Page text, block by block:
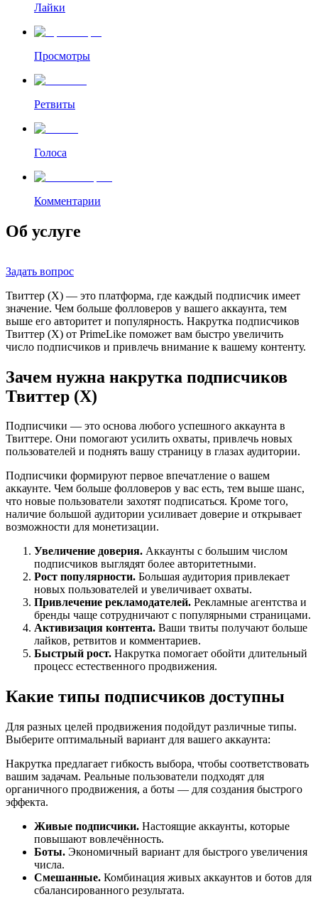
Лайки
Просмотры
Ретвиты
Голоса
Комментарии
Об услуге
Задать вопрос
Твиттер (X) — это платформа, где каждый подписчик имеет
значение. Чем больше фолловеров у вашего аккаунта, тем
выше его авторитет и популярность. Накрутка подписчиков
Твиттер (X) от PrimeLike поможет вам быстро увеличить
число подписчиков и привлечь внимание к вашему контенту.
Зачем нужна накрутка подписчиков
Твиттер (X)
Подписчики — это основа любого успешного аккаунта в
Твиттере. Они помогают усилить охваты, привлечь новых
пользователей и поднять вашу страницу в глазах аудитории.
Подписчики формируют первое впечатление о вашем
аккаунте. Чем больше фолловеров у вас есть, тем выше шанс,
что новые пользователи захотят подписаться. Кроме того,
наличие большой аудитории усиливает доверие и открывает
возможности для монетизации.
Увеличение доверия. Аккаунты с большим числом
подписчиков выглядят более авторитетными.
Рост популярности. Большая аудитория привлекает
новых пользователей и увеличивает охваты.
Привлечение рекламодателей. Рекламные агентства и
бренды чаще сотрудничают с популярными страницами.
Активизация контента. Ваши твиты получают больше
лайков, ретвитов и комментариев.
Быстрый рост. Накрутка помогает обойти длительный
процесс естественного продвижения.
Какие типы подписчиков доступны
Для разных целей продвижения подойдут различные типы.
Выберите оптимальный вариант для вашего аккаунта:
Накрутка предлагает гибкость выбора, чтобы соответствовать
вашим задачам. Реальные пользователи подходят для
органичного продвижения, а боты — для создания быстрого
эффекта.
Живые подписчики. Настоящие аккаунты, которые
повышают вовлечённость.
Боты. Экономичный вариант для быстрого увеличения
числа.
Смешанные. Комбинация живых аккаунтов и ботов для
сбалансированного результата.